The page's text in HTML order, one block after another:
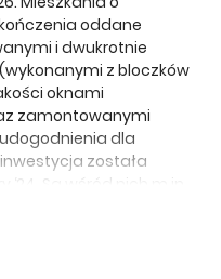
oddane
i dwukrotnie
z bloczków
oknami
zamontowanymi
dla
została
Są wśród nich m.in.
centralna oś
Na terenie osiedla